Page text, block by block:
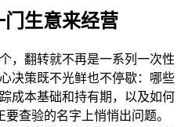
生意来经营
，翻转就不再是一系列一次性
决策既不光鲜也不停歇：哪些
成本基础和持有期，以及如何
查验的名字上悄悄出问题。